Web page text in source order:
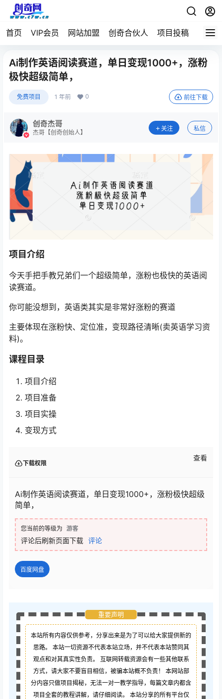
首页 VIP会员 网站加盟 创奇合伙人 项目投稿
Ai制作英语阅读赛道，单日变现1000+，涨粉
极快超级简单，
免费项目 1 年前 0 前往下载
创奇杰哥
杰哥【创奇创始人】
关注 私信
项目介绍
今天手把手教兄弟们一个超级简单，涨粉也极快的英语阅
读赛道。
你可能没想到，英语类其实是非常好涨粉的赛道
主要体现在涨粉快、定位准，变现路径清晰(卖英语学习资
料)。
课程目录
项目介绍
项目准备
项目实操
变现方式
下载权限
查看
Ai制作英语阅读赛道，单日变现1000+，涨粉极快超级
简单，
您当前的等级为 游客
评论后刷新页面下载 评论
百度网盘
重要声明
本站所有内容仅供参考，分享出来是为了可以给大家提供新的
思路。 本站一切资源不代表本站立场，并不代表本站赞同其
观点和对其真实性负责。 互联网转载资源会有一些其他联系
方式，请大家不要盲目相信，被骗本站概不负责！ 本网站部
分内容只做项目揭秘，无法一对一教学指导，每篇文章内都含
项目全套的教程讲解，请仔细阅读。 本站分享的所有平台仅